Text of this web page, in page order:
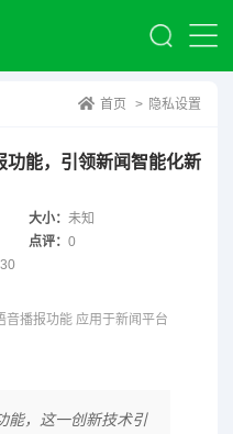
首页 > 隐私设置
功能，引领新闻智能化新
大小：未知
点评：0
音播报功能 应用于新闻平台
能，这一创新技术引